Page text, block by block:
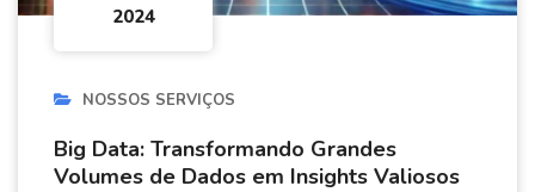
2024
NOSSOS SERVIÇOS
Big Data: Transformando Grandes
Volumes de Dados em Insights Valiosos